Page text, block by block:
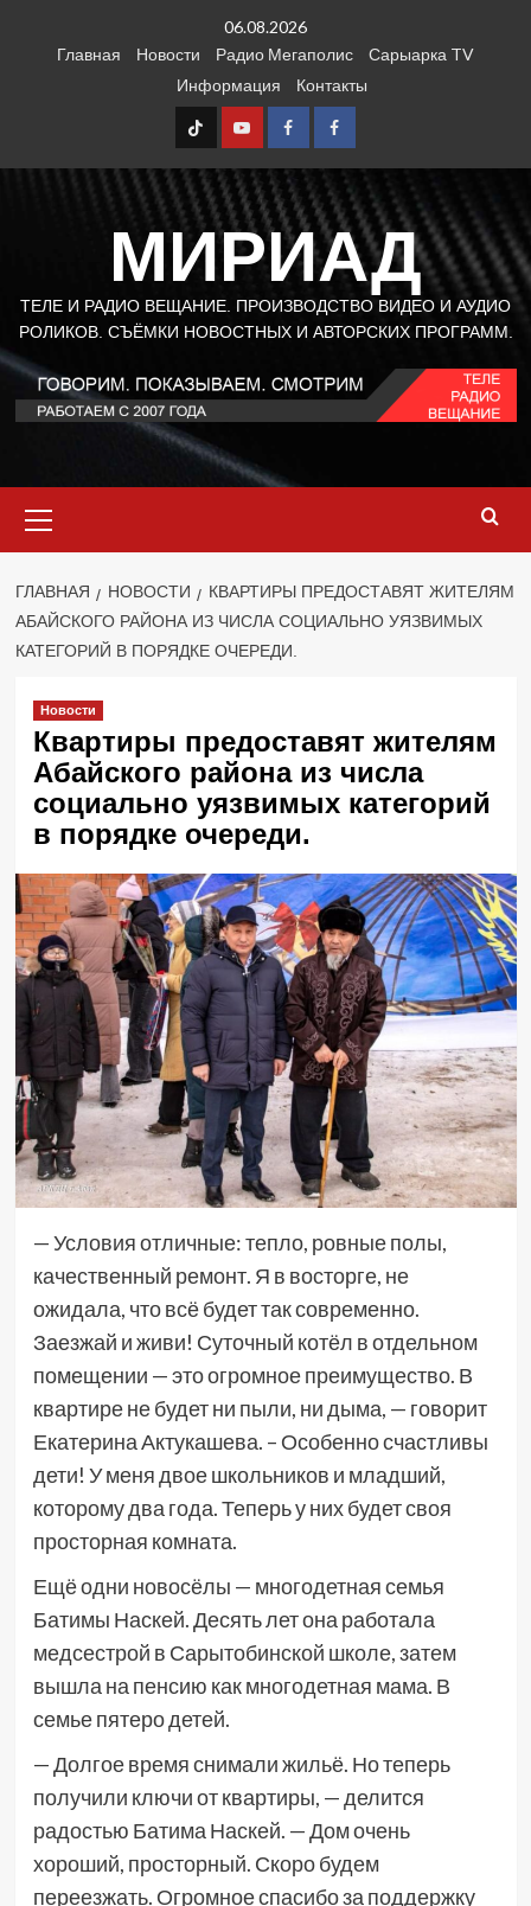
06.08.2026
Главная
Новости Радио Мегаполис
Сарыарка TV
Информация
Контакты
TT Youtube
FB1 FB2
МИРИАД
ТЕЛЕ И РАДИО ВЕЩАНИЕ. ПРОИЗВОДСТВО ВИДЕО И АУДИО
РОЛИКОВ. СЪЁМКИ НОВОСТНЫХ И АВТОРСКИХ ПРОГРАММ.
меню
ГЛАВНАЯ НОВОСТИ
КВАРТИРЫ ПРЕДОСТАВЯТ ЖИТЕЛЯМ
АБАЙСКОГО РАЙОНА ИЗ ЧИСЛА СОЦИАЛЬНО УЯЗВИМЫХ
КАТЕГОРИЙ В ПОРЯДКЕ ОЧЕРЕДИ.
Новости
Квартиры предоставят жителям
Абайского района из числа
социально уязвимых категорий
в порядке очереди.
— Условия отличные: тепло, ровные полы,
качественный ремонт. Я в восторге, не
ожидала, что всё будет так современно.
Заезжай и живи! Суточный котёл в отдельном
помещении — это огромное преимущество. В
квартире не будет ни пыли, ни дыма, — говорит
Екатерина Актукашева. – Особенно счастливы
дети! У меня двое школьников и младший,
которому два года. Теперь у них будет своя
просторная комната.
Ещё одни новосёлы — многодетная семья
Батимы Наскей. Десять лет она работала
медсестрой в Сарытобинской школе, затем
вышла на пенсию как многодетная мама. В
семье пятеро детей.
— Долгое время снимали жильё. Но теперь
получили ключи от квартиры, — делится
радостью Батима Наскей. — Дом очень
хороший, просторный. Скоро будем
переезжать. Огромное спасибо за поддержку